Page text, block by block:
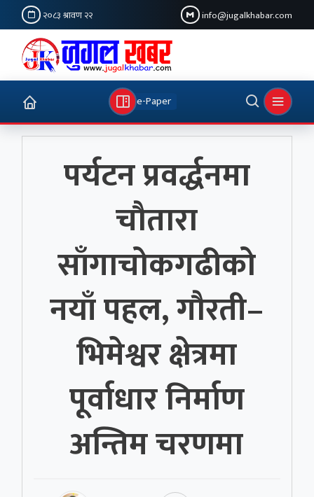
२०८३ श्रावण २२ info@jugalkhabar.com
e-Paper
पर्यटन प्रवर्द्धनमा
चौतारा
साँगाचोकगढीको
नयाँ पहल, गौरती–
भिमेश्वर क्षेत्रमा
पूर्वाधार निर्माण
अन्तिम चरणमा